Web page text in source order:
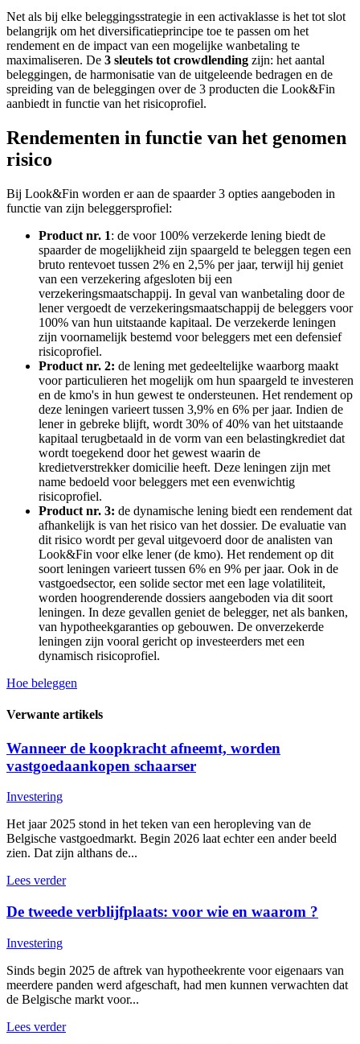
Net als bij elke beleggingsstrategie in een activaklasse is het tot slot
belangrijk om het diversificatieprincipe toe te passen om het
rendement en de impact van een mogelijke wanbetaling te
maximaliseren. De 3 sleutels tot crowdlending zijn: het aantal
beleggingen, de harmonisatie van de uitgeleende bedragen en de
spreiding van de beleggingen over de 3 producten die Look&Fin
aanbiedt in functie van het risicoprofiel.
Rendementen in functie van het genomen
risico
Bij Look&Fin worden er aan de spaarder 3 opties aangeboden in
functie van zijn beleggersprofiel:
Product nr. 1: de voor 100% verzekerde lening biedt de
spaarder de mogelijkheid zijn spaargeld te beleggen tegen een
bruto rentevoet tussen 2% en 2,5% per jaar, terwijl hij geniet
van een verzekering afgesloten bij een
verzekeringsmaatschappij. In geval van wanbetaling door de
lener vergoedt de verzekeringsmaatschappij de beleggers voor
100% van hun uitstaande kapitaal. De verzekerde leningen
zijn voornamelijk bestemd voor beleggers met een defensief
risicoprofiel.
Product nr. 2: de lening met gedeeltelijke waarborg maakt
voor particulieren het mogelijk om hun spaargeld te investeren
en de kmo's in hun gewest te ondersteunen. Het rendement op
deze leningen varieert tussen 3,9% en 6% per jaar. Indien de
lener in gebreke blijft, wordt 30% of 40% van het uitstaande
kapitaal terugbetaald in de vorm van een belastingkrediet dat
wordt toegekend door het gewest waarin de
kredietverstrekker domicilie heeft. Deze leningen zijn met
name bedoeld voor beleggers met een evenwichtig
risicoprofiel.
Product nr. 3: de dynamische lening biedt een rendement dat
afhankelijk is van het risico van het dossier. De evaluatie van
dit risico wordt per geval uitgevoerd door de analisten van
Look&Fin voor elke lener (de kmo). Het rendement op dit
soort leningen varieert tussen 6% en 9% per jaar. Ook in de
vastgoedsector, een solide sector met een lage volatiliteit,
worden hoogrenderende dossiers aangeboden via dit soort
leningen. In deze gevallen geniet de belegger, net als banken,
van hypotheekgaranties op gebouwen. De onverzekerde
leningen zijn vooral gericht op investeerders met een
dynamisch risicoprofiel.
Hoe beleggen
Verwante artikels
Wanneer de koopkracht afneemt, worden
vastgoedaankopen schaarser
Investering
Het jaar 2025 stond in het teken van een heropleving van de
Belgische vastgoedmarkt. Begin 2026 laat echter een ander beeld
zien. Dat zijn althans de...
Lees verder
De tweede verblijfplaats: voor wie en waarom ?
Investering
Sinds begin 2025 de aftrek van hypotheekrente voor eigenaars van
meerdere panden werd afgeschaft, had men kunnen verwachten dat
de Belgische markt voor...
Lees verder